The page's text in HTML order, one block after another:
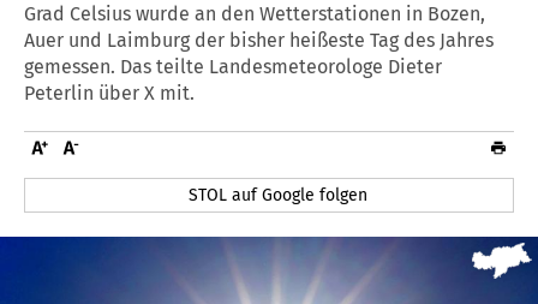
Grad Celsius wurde an den Wetterstationen in Bozen,
Auer und Laimburg der bisher heißeste Tag des Jahres
gemessen. Das teilte Landesmeteorologe Dieter
Peterlin über X mit.
STOL auf Google folgen